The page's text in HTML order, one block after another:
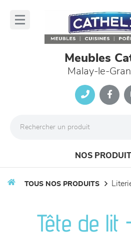
Meubles
Malay-le-
NOS
séjours
TOUS NOS PRODUITS
Tête de lit